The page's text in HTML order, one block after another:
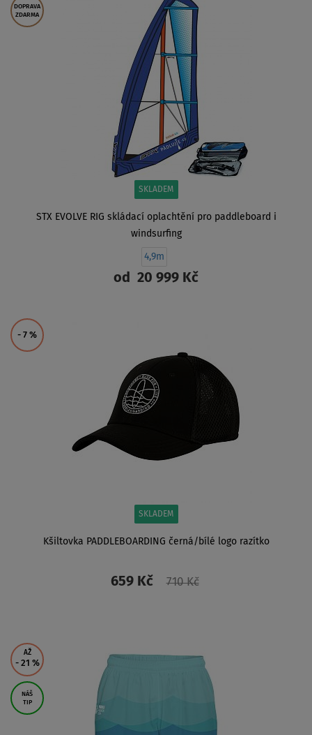
DOPRAVA
ZDARMA
SKLADEM
STX EVOLVE RIG skládací oplachtění pro paddleboard i
windsurfing
4,9m
od 20 999 Kč
- 7 %
SKLADEM
Kšiltovka PADDLEBOARDING černá/bílé logo razítko
659 Kč 710 Kč
AŽ
- 21 %
NÁŠ
TIP